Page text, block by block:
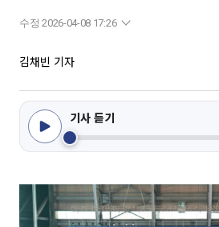
수정 2026-04-08 17:26
김채빈 기자
기사 듣기